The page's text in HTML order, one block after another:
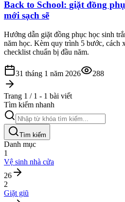
Back to School: giặt đồng
mới sạch sẽ
Hướng dẫn giặt đồng phục học sinh
năm học. Kèm quy trình 5 bước, cách
checklist chuẩn bị đầu năm.
31 tháng 1 năm 2026 288
Trang 1 / 1 - 1 bài viết
Tìm kiếm nhanh
Tìm kiếm
Danh mục
1
Vệ sinh nhà cửa
26
2
Giặt giũ